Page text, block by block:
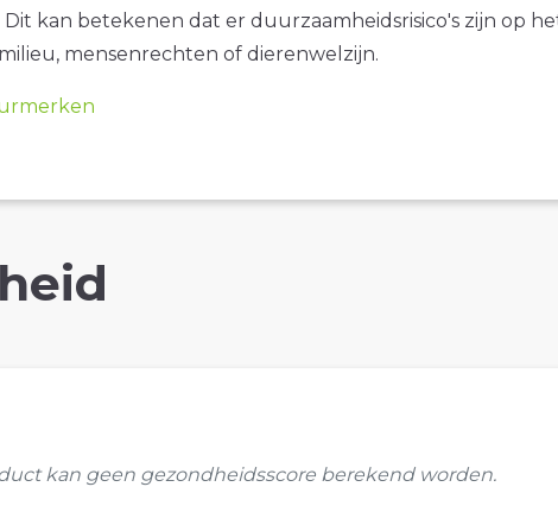
kan betekenen dat er duurzaamheidsrisico's zijn op
mensenrechten of dierenwelzijn.
kan geen gezondheidsscore berekend worden.